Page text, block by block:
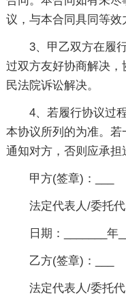
议，与本合同具同等效
3、甲乙双方在履
过双方友好协商解决，
民法院诉讼解决。
4、若履行协议过
本协议所列的为准。
通知对方，否则应承担
甲方(签章)：___
法定代表人/委托代
日期：_______年
乙方(签章)：___
法定代表人/委托代